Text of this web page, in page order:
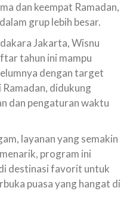
dan keempat Ramadan,
grup lebih besar.
Jakarta, Wisnu
tahun ini mampu
dengan target
didukung
dan pengaturan waktu
layanan yang semakin
program ini
destinasi favorit untuk
puasa yang hangat di